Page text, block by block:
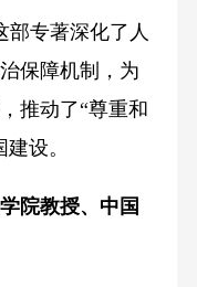
专著深化了人
保障机制，为
推动了“尊重和
设。
院教授、中国